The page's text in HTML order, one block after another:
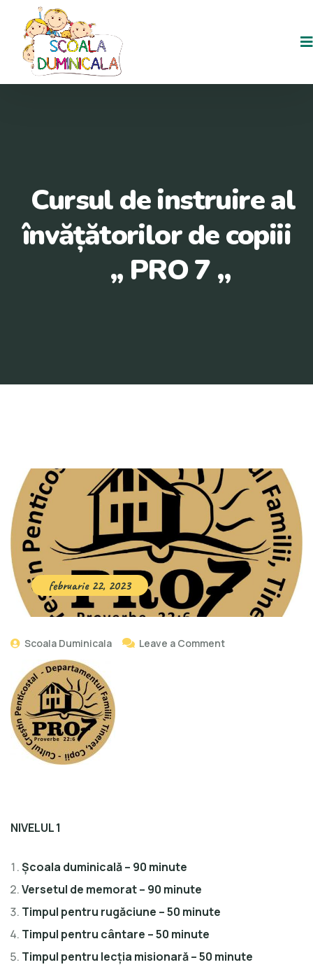
Cursul de instruire al
învățătorilor de copiii
,, PRO 7 ,,
februarie 22, 2023
Scoala Duminicala Leave a Comment
NIVELUL 1
Școala duminicală – 90 minute
Versetul de memorat – 90 minute
Timpul pentru rugăciune – 50 minute
Timpul pentru cântare – 50 minute
Timpul pentru lecția misionară – 50 minute